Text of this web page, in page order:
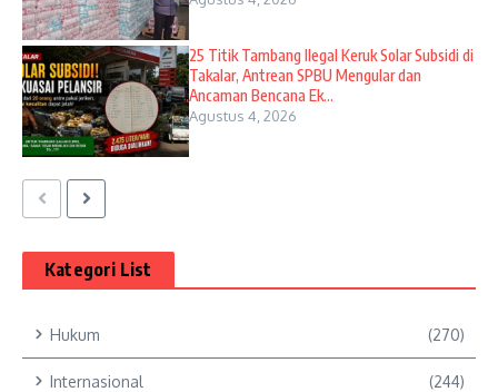
25 Titik Tambang Ilegal Keruk Solar Subsidi di
Takalar, Antrean SPBU Mengular dan
Ancaman Bencana Ek...
Agustus 4, 2026
Kategori List
Hukum (270)
Internasional (244)